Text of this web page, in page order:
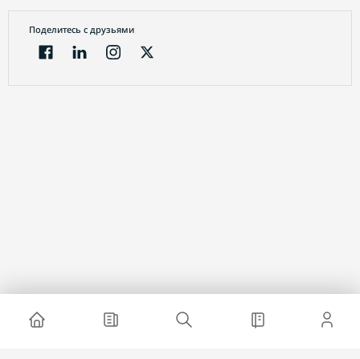
Поделитесь с друзьями